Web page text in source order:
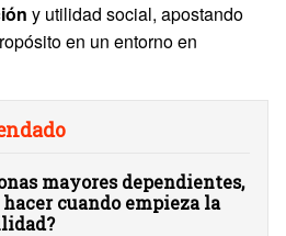
y utilidad social, apostando
en un entorno en
mayores dependientes,
hacer cuando empieza la